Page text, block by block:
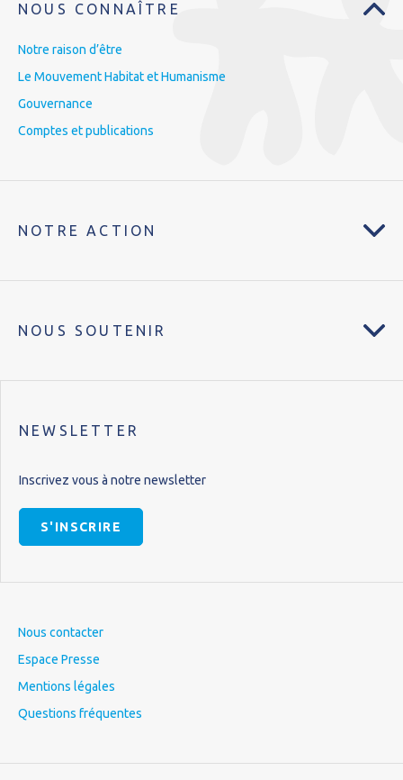
NOUS CONNAÎTRE
Notre raison d’être
Le Mouvement Habitat et Humanisme
Gouvernance
Comptes et publications
NOTRE ACTION
NOUS SOUTENIR
NEWSLETTER
Inscrivez vous à notre newsletter
S'INSCRIRE
Nous contacter
Espace Presse
Mentions légales
Questions fréquentes